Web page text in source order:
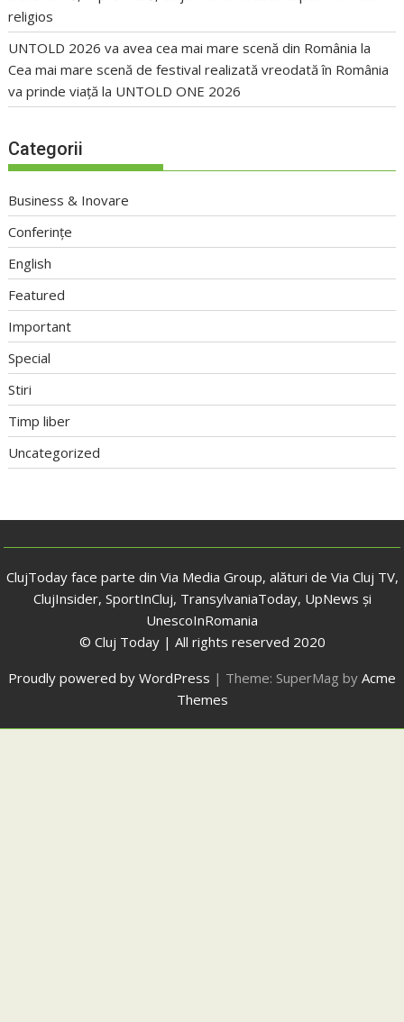
religios
UNTOLD 2026 va avea cea mai mare scenă din România la
Cea mai mare scenă de festival realizată vreodată în România
va prinde viață la UNTOLD ONE 2026
Categorii
Business & Inovare
Conferințe
English
Featured
Important
Special
Stiri
Timp liber
Uncategorized
ClujToday face parte din Via Media Group, alături de Via Cluj TV,
ClujInsider, SportInCluj, TransylvaniaToday, UpNews și
UnescoInRomania
© Cluj Today | All rights reserved 2020
Proudly powered by WordPress | Theme: SuperMag by Acme
Themes